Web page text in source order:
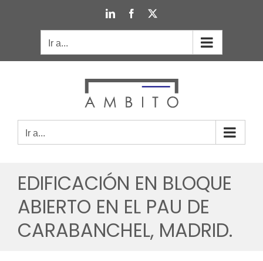
contenido
LinkedInFacebook
Ir a...
Ir a...
EDIFICACIÓN EN BLOQUE
ABIERTO EN EL PAU DE
CARABANCHEL, MADRID.